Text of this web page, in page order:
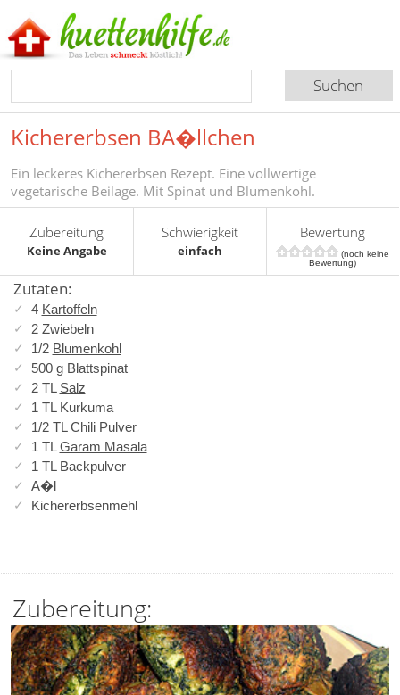
Kichererbsen BA�llchen
Ein leckeres Kichererbsen Rezept. Eine vollwertige
vegetarische Beilage. Mit Spinat und Blumenkohl.
Zubereitung
Keine Angabe
Schwierigkeit
einfach
Bewertung
(noch keine
Bewertung)
Zutaten:
4 Kartoffeln
2 Zwiebeln
1/2 Blumenkohl
500 g Blattspinat
2 TL Salz
1 TL Kurkuma
1/2 TL Chili Pulver
1 TL Garam Masala
1 TL Backpulver
A�l
Kichererbsenmehl
Zubereitung: